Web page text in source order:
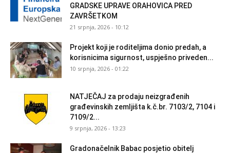
GRADSKE UPRAVE ORAHOVICA PRED
ZAVRŠETKOM
21 srpnja, 2026 - 10:12
Projekt koji je roditeljima donio predah, a
korisnicima sigurnost, uspješno priveden...
10 srpnja, 2026 - 01:22
NATJEČAJ za prodaju neizgrađenih
građevinskih zemljišta k.č.br. 7103/2, 7104 i
7109/2...
9 srpnja, 2026 - 13:23
Gradonačelnik Babac posjetio obitelj